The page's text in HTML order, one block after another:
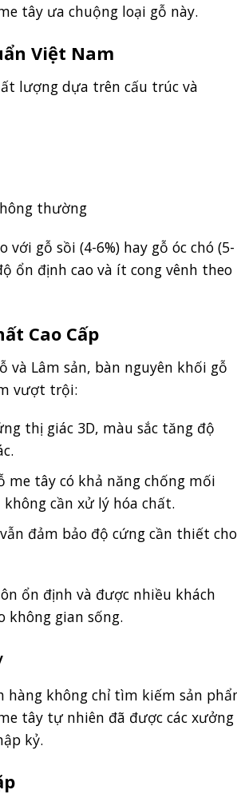
tây ưa chuộng loại gỗ này.
Việt Nam
lượng dựa trên cấu trúc và
thường
gỗ sồi (4-6%) hay gỗ óc chó (5-
ổn định cao và ít cong vênh theo
Cao Cấp
và Lâm sản, bàn nguyên khối gỗ
vượt trội:
thị giác 3D, màu sắc tăng độ
tây có khả năng chống mối
cần xử lý hóa chất.
đảm bảo độ cứng cần thiết cho
ổn định và được nhiều khách
không gian sống.
hàng không chỉ tìm kiếm sản
tây tự nhiên đã được các xưởng
kỷ.